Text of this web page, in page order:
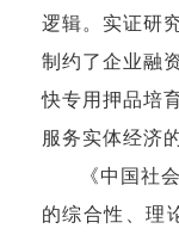
逻辑。实证研
制约了企业融
快专用押品培
服务实体经济
《中国社
的综合性、理